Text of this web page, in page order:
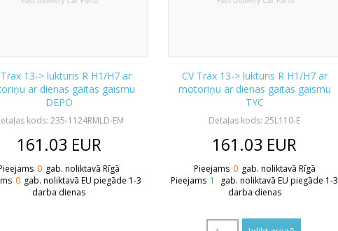
Trax 13-> lukturis R H1/H7 ar
ar dienas gaitas gaismu
DEPO
kods: 235-1124RMLD-EM
161.03 EUR
0 gab. noliktavā Rīgā
0 gab. noliktavā EU piegāde 1-3
darba dienas
CV Trax 13-> lukturis R H1/H7 ar
motoriņu ar dienas gaitas gaismu
TYC
Detaļas kods: 25L110-E
161.03 EUR
Pieejams 0 gab. noliktavā Rīgā
Pieejams 1
gab. noliktavā EU piegāde 1-3
darba dienas